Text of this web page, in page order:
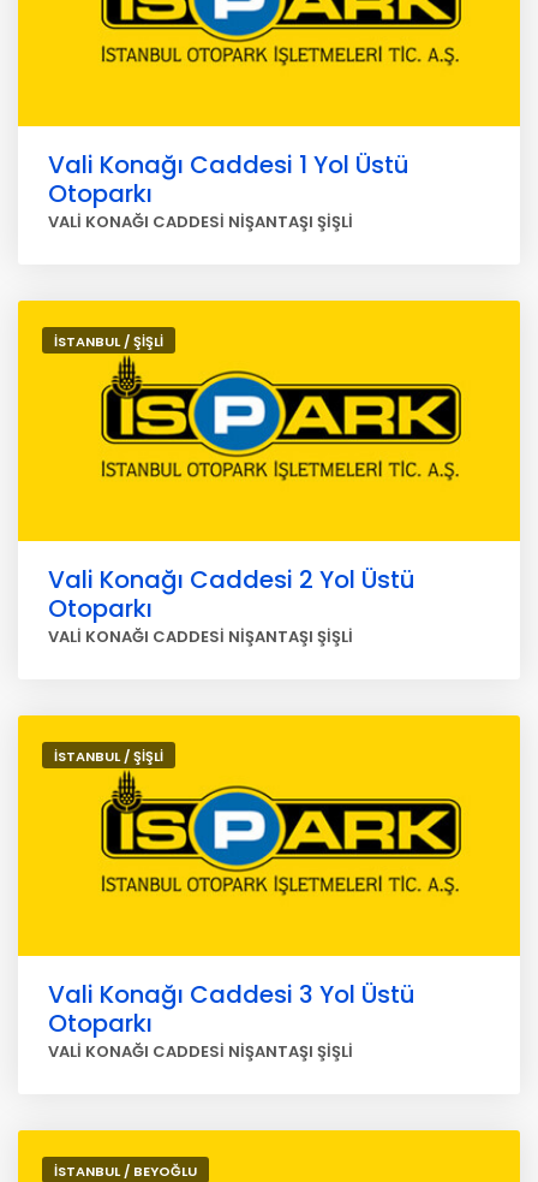
Vali Konağı Caddesi 1 Yol Üstü
Otoparkı
VALİ KONAĞI CADDESİ NİŞANTAŞI ŞİŞLİ
İSTANBUL / ŞİŞLİ
Vali Konağı Caddesi 2 Yol Üstü
Otoparkı
VALİ KONAĞI CADDESİ NİŞANTAŞI ŞİŞLİ
İSTANBUL / ŞİŞLİ
Vali Konağı Caddesi 3 Yol Üstü
Otoparkı
VALİ KONAĞI CADDESİ NİŞANTAŞI ŞİŞLİ
İSTANBUL / BEYOĞLU